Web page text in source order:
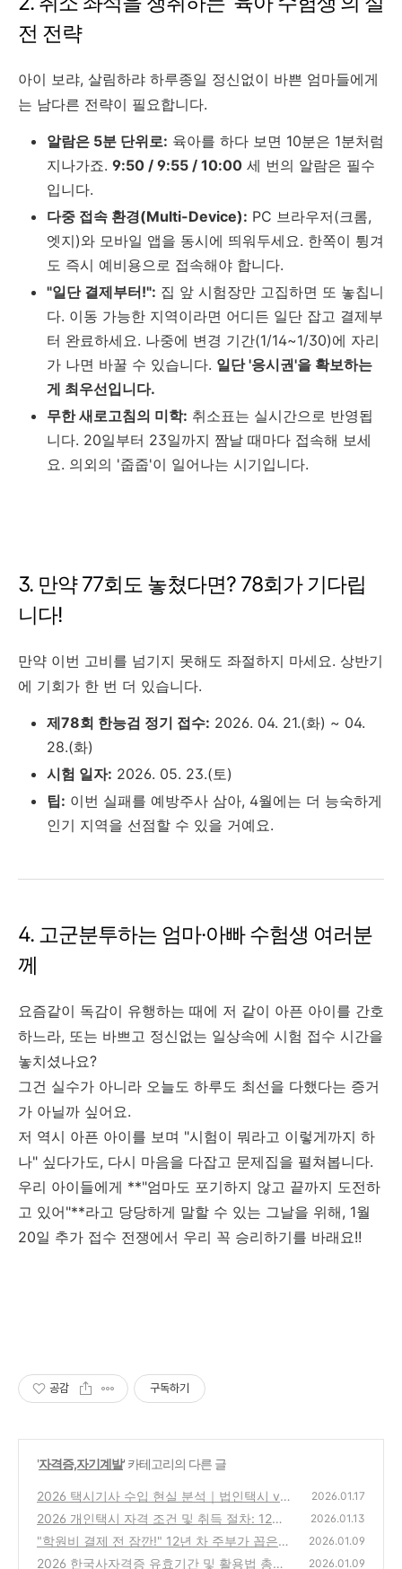
전 전략
아이 보랴, 살림하랴 하루종일 정신없이 바쁜 엄마들에게
는 남다른 전략이 필요합니다.
알람은 5분 단위로: 육아를 하다 보면 10분은 1분처럼
지나가죠. 9:50 / 9:55 / 10:00 세 번의 알람은 필수
입니다.
다중 접속 환경(Multi-Device): PC 브라우저(크롬,
엣지)와 모바일 앱을 동시에 띄워두세요. 한쪽이 튕겨
도 즉시 예비용으로 접속해야 합니다.
"일단 결제부터!": 집 앞 시험장만 고집하면 또 놓칩니
다. 이동 가능한 지역이라면 어디든 일단 잡고 결제부
터 완료하세요. 나중에 변경 기간(1/14~1/30)에 자리
가 나면 바꿀 수 있습니다. 일단 '응시권'을 확보하는
게 최우선입니다.
무한 새로고침의 미학: 취소표는 실시간으로 반영됩
니다. 20일부터 23일까지 짬날 때마다 접속해 보세
요. 의외의 '줍줍'이 일어나는 시기입니다.
3. 만약 77회도 놓쳤다면? 78회가 기다립
니다!
만약 이번 고비를 넘기지 못해도 좌절하지 마세요. 상반기
에 기회가 한 번 더 있습니다.
제78회 한능검 정기 접수: 2026. 04. 21.(화) ~ 04.
28.(화)
시험 일자: 2026. 05. 23.(토)
팁: 이번 실패를 예방주사 삼아, 4월에는 더 능숙하게
인기 지역을 선점할 수 있을 거예요.
4. 고군분투하는 엄마·아빠 수험생 여러분
께
요즘같이 독감이 유행하는 때에 저 같이 아픈 아이를 간호
하느라, 또는 바쁘고 정신없는 일상속에 시험 접수 시간을
놓치셨나요?
그건 실수가 아니라 오늘도 하루도 최선을 다했다는 증거
가 아닐까 싶어요.
저 역시 아픈 아이를 보며 "시험이 뭐라고 이렇게까지 하
나" 싶다가도, 다시 마음을 다잡고 문제집을 펼쳐봅니다.
우리 아이들에게 **"엄마도 포기하지 않고 끝까지 도전하
고 있어"**라고 당당하게 말할 수 있는 그날을 위해, 1월
20일 추가 접수 전쟁에서 우리 꼭 승리하기를 바래요!!
공감 구독하기
'자격증,자기계발' 카테고리의 다른 글
2026 택시기사 수입 현실 분석｜법인택시 vs
개인택시 수익 비교 정리
(0)
2026.01.17
2026 개인택시 자격 조건 및 취득 절차: 12년
경단녀의 새로운 도전을 시작하며
(0)
2026.01.13
"학원비 결제 전 잠깐!" 12년 차 주부가 꼽은
독학 가능 알짜 자격증 Best 5
(0)
2026.01.09
2026 한국사자격증 유효기간 및 활용법 총정
2026.01.09